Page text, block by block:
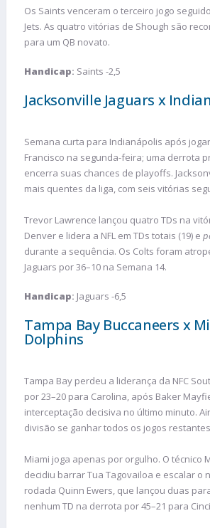
Os Saints venceram o terceiro jogo
Jets. As quatro vitórias de Shough são
para um QB novato.
Handicap: Saints -2,5
Jacksonville Jaguars x
Semana curta para Indianápolis após
Francisco na segunda-feira; uma derrota
encerra suas chances de playoffs.
mais quentes da liga, com seis vitórias
Trevor Lawrence lançou quatro TDs na
Denver e lidera a NFL em TDs totais (19) e
durante a sequência. Os Colts foram
Jaguars por 36–10 na Semana 14.
Handicap: Jaguars -6,5
Tampa Bay Buccaneers x
Dolphins
Tampa Bay perdeu a liderança da NFC
por 23–20 para Carolina, após Baker
interceptação decisiva no último minuto.
divisão se ganhar todos os jogos
Miami joga apenas por orgulho. O técnico
decidiu barrar Tua Tagovailoa e escalar o
rodada Quinn Ewers, que lançou duas
nenhum TD na derrota por 45–21 para